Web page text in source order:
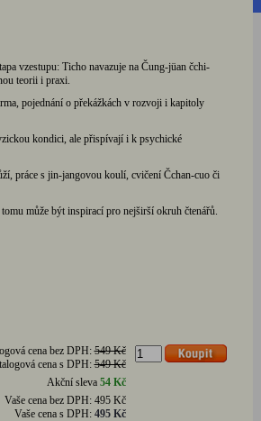
vzestupu: Ticho navazuje na Čung-jüan čchi-
teorii i praxi.
pojednání o překážkách v rozvoji i kapitoly
kondici, ale přispívají i k psychické
práce s jin-jangovou koulí, cvičení Čchan-cuo či
může být inspirací pro nejširší okruh čtenářů.
cena bez DPH:549 Kč
cena s DPH:549 Kč
Akční sleva 54 Kč
Vaše cena bez DPH: 495 Kč
Vaše cena s DPH: 495 Kč